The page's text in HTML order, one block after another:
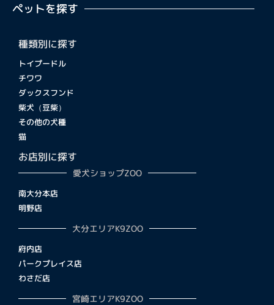
ペットを探す
種類別に探す
トイプードル
チワワ
ダックスフンド
柴犬（豆柴）
その他の犬種
猫
お店別に探す
愛犬ショップZOO
南大分本店
明野店
大分エリアK9ZOO
府内店
パークプレイス店
わさだ店
宮崎エリアK9ZOO